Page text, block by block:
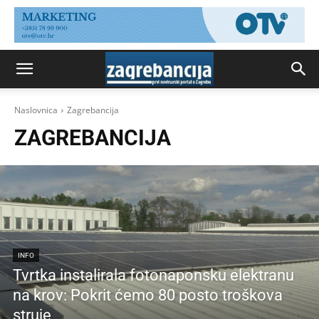
Naslovnica Zagrebancija
ZAGREBANCIJA
INFO
Tvrtka instalirala fotonaponsku elektranu
na krov: Pokrit ćemo 80 posto troškova
struje